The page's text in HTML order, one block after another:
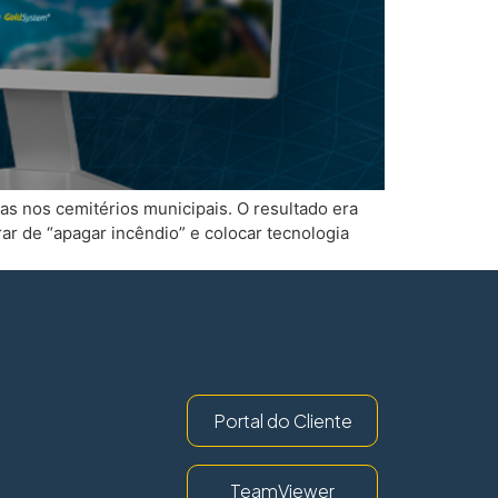
nos cemitérios municipais. O resultado era
de “apagar incêndio” e colocar tecnologia
Portal do Cliente
TeamViewer